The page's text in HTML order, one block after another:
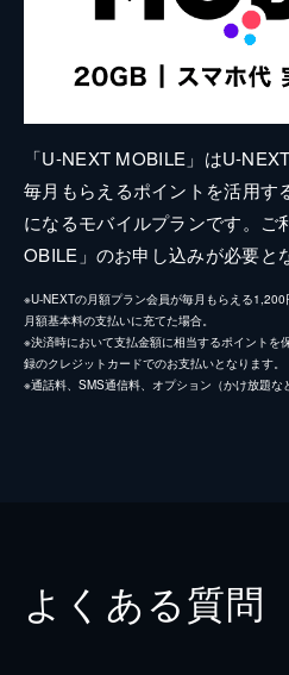
「U-NEXT MOBILE」はU-
毎月もらえるポイントを活用す
になるモバイルプランです。ご
OBILE」のお申し込みが必要と
※U-NEXTの月額プラン会員が毎月もらえる
月額基本料の支払いに充てた場合。
※決済時において支払金額に相当するポイントを
録のクレジットカードでのお支払いとなります。
※通話料、SMS通信料、オプション（かけ放題な
よくある質問